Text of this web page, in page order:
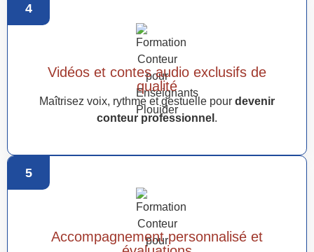
4
Vidéos et contes audio exclusifs de
qualité
Maîtrisez voix, rythme et gestuelle pour devenir
conteur professionnel .
5
Accompagnement personnalisé et